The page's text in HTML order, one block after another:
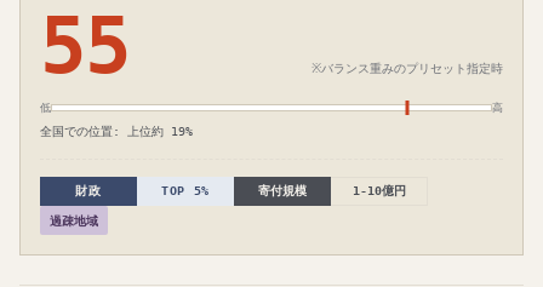
55 ※バランス重みのプリセット指定時
低 高
全国での位置: 上位約 19%
財政 TOP 5% 寄付規模 1-10億円
過疎地域